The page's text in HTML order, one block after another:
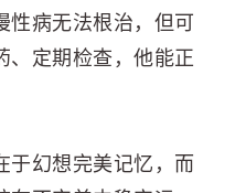
性病无法根治，但可
、定期检查，他能正
于幻想完美记忆，而